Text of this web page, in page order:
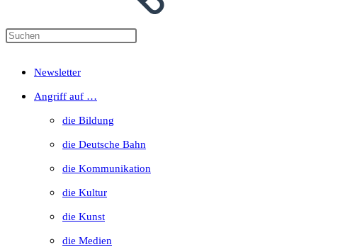
Press
search
panel.
Newsletter
Angriff auf …
die Bildung
die Deutsche Bahn
die Kommunikation
die Kultur
die Kunst
die Medien